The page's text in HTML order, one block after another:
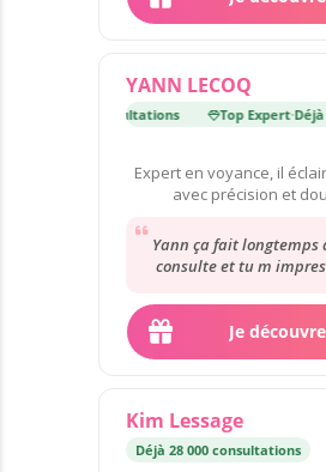
YANN LECOQ
Déjà 37 000 consultations Top Expert·Déjà
Expert en voyance, il
avec précision et
Yann ça fait longtemps
consulte et tu m
toujours autant . Avec un
décris les...
Je découvre
Kim Lessage
Déjà 28 000 consultations